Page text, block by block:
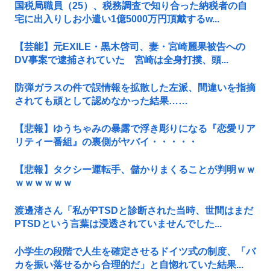
国税局職員（25）、税務調査で知り合った納税者の自
宅に出入りしお小遣い1億5000万円頂戴するw...
【芸能】元EXILE・黒木啓司、妻・宮崎麗果被告への
DV事案で逮捕されていた 宮崎は全身打撲、頭...
防弾ガラスの件で誤情報を拡散した左派、間違いを指摘
されても頑として認めなかった結果……
【悲報】ゆうちゃみの暴露で浮き彫りになる『恋愛リア
リティー番組』の裏側がヤバイ・・・・・
【悲報】タクシー運転手、儲かりまくることが判明ｗｗ
ｗｗｗｗｗｗ
渡邊渚さん「私がPTSDと診断された当時、世間はまだ
PTSDという言葉は浸透されていませんでした...
小学生の段階で人生を確定させるドイツ式の制度、「バ
カを振い落せるから合理的だ」と自惚れていた結果...